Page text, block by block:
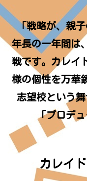
「戦略が、親
年長の一年間は
戦です。カレイ
様の個性を万華
志望校という
「プロデ
カレイ